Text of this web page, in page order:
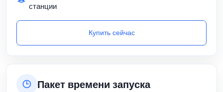
станции
Купить сейчас
Пакет времени запуска